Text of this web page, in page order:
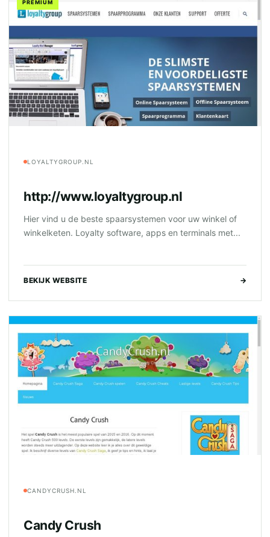
PREMIUM
LOYALTYGROUP.NL
http://www.loyaltygroup.nl
Hier vind u de beste spaarsystemen voor uw winkel of
winkelketen. Loyalty software, apps en terminals met...
BEKIJK WEBSITE →
CANDYCRUSH.NL
Candy Crush